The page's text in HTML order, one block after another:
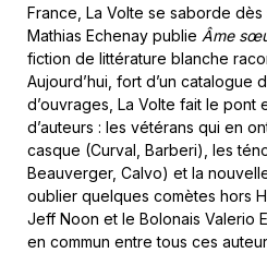
France, La Volte se saborde
Mathias Echenay publie Âme
fiction de littérature blanche
Aujourd’hui, fort d’un catalogue
d’ouvrages, La Volte fait le pont
d’auteurs : les vétérans qui en
casque (Curval, Barberi), les
Beauverger, Calvo) et la
oublier quelques comètes hors
Jeff Noon et le Bolonais Valerio
en commun entre tous ces